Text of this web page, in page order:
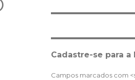
Cadastre-se para
Campos marcados com